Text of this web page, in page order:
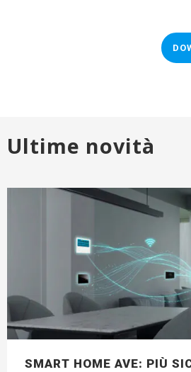
Ultime novità
SMART HOME AVE: PIÙ